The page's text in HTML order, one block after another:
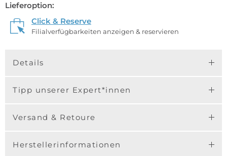
Lieferoption:
Click & Reserve
Filialverfügbarkeiten anzeigen & reservieren
Details
Tipp unserer Expert*innen
Versand & Retoure
Herstellerinformationen